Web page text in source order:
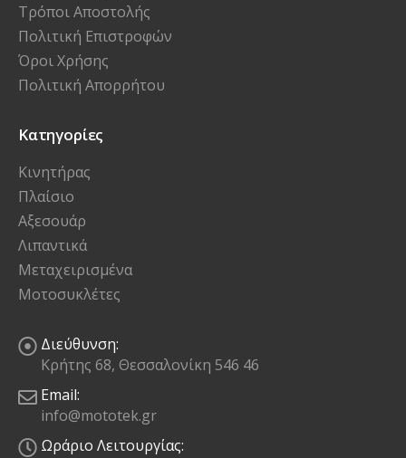
Τρόποι Αποστολής
Πολιτική Επιστροφών
Όροι Χρήσης
Πολιτική Απορρήτου
Κατηγορίες
Κινητήρας
Πλαίσιο
Αξεσουάρ
Λιπαντικά
Μεταχειρισμένα
Μοτοσυκλέτες
Διεύθυνση:
Κρήτης 68, Θεσσαλονίκη 546 46
Email:
info@mototek.gr
Ωράριο Λειτουργίας: